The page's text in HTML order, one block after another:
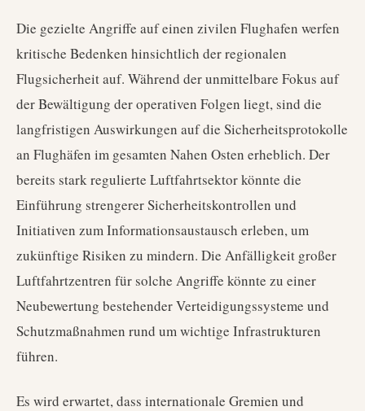
Die gezielte Angriffe auf einen zivilen Flughafen werfen
kritische Bedenken hinsichtlich der regionalen
Flugsicherheit auf. Während der unmittelbare Fokus auf
der Bewältigung der operativen Folgen liegt, sind die
langfristigen Auswirkungen auf die Sicherheitsprotokolle
an Flughäfen im gesamten Nahen Osten erheblich. Der
bereits stark regulierte Luftfahrtsektor könnte die
Einführung strengerer Sicherheitskontrollen und
Initiativen zum Informationsaustausch erleben, um
zukünftige Risiken zu mindern. Die Anfälligkeit großer
Luftfahrtzentren für solche Angriffe könnte zu einer
Neubewertung bestehender Verteidigungssysteme und
Schutzmaßnahmen rund um wichtige Infrastrukturen
führen.
Es wird erwartet, dass internationale Gremien und